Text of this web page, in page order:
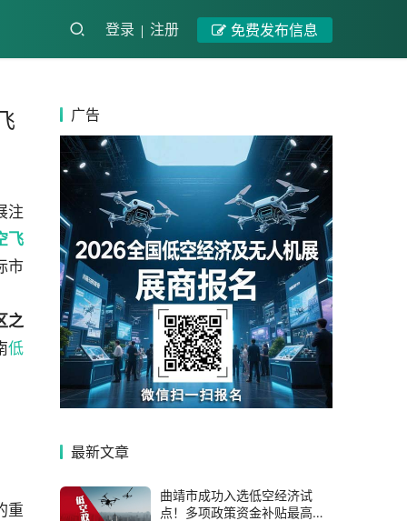
登录 注册 免费发布信息
注
飞
市
之
低
重
广告
最新文章
曲靖市成功入选低空经济试
点！多项政策资金补贴最高